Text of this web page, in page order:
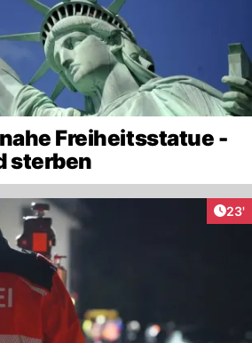
Freiheitsstatue -
sterben
23'